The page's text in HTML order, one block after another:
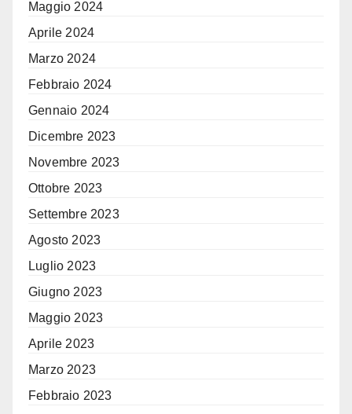
Maggio 2024
Aprile 2024
Marzo 2024
Febbraio 2024
Gennaio 2024
Dicembre 2023
Novembre 2023
Ottobre 2023
Settembre 2023
Agosto 2023
Luglio 2023
Giugno 2023
Maggio 2023
Aprile 2023
Marzo 2023
Febbraio 2023